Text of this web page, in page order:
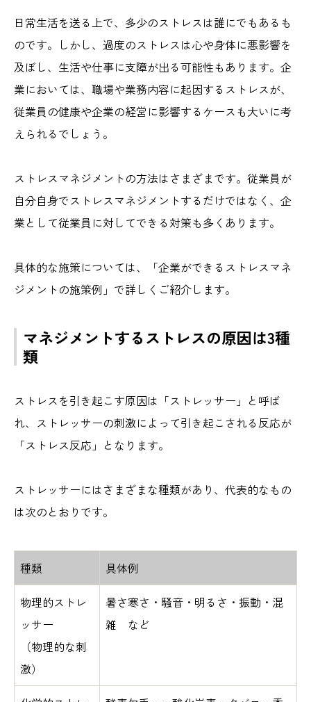
日常生活を送る上で、多少のストレスは誰にでもあるも
のです。しかし、過度のストレスは心や身体に悪影響を
及ぼし、生活や仕事に支障が出る可能性もあります。企
業においては、職場や業務内容に起因するストレスが、
従業員の健康や企業の経営に影響するケースも大いに考
えられるでしょう。
ストレスマネジメントの方法はさまざまです。従業員が
自分自身でストレスマネジメントするだけではなく、企
業として従業員に対してできる対策も多くあります。
具体的な施策については、「企業ができるストレスマネ
ジメントの施策例」で詳しくご紹介します。
マネジメントするストレスの原因は3種
類
ストレスを引き起こす原因は「ストレッサー」と呼ば
れ、ストレッサーの刺激によって引き起こされる反応が
「ストレス反応」となります。
ストレッサーにはさまざまな種類があり、代表的なもの
は次のとおりです。
種類 具体例
物理的ストレ
ッサー
（物理的な刺
激）
暑さ寒さ・騒音・明るさ・振動・混
雑 など